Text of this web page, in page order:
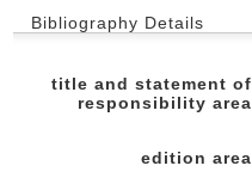
Bibliography Details
title and statement of
responsibility area
edition area